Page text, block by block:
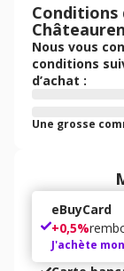
Conditions
Nous vous
conditions
d’achat :
Une grosse
eBuyCard
+0,5%
J'achète